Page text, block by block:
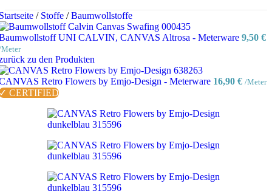
/ Stoffe / Baumwollstoffe
UNI CALVIN, CANVAS Altrosa - Meterware 9,50 €
zu den Produkten
Retro Flowers by Emjo-Design - Meterware 16,90 € /Meter
CERTIFIED